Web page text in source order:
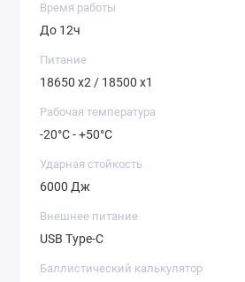
Время работы
До 12ч
Питание
18650 x2 / 18500 x1
Рабочая температура
-20°C - +50°C
Ударная стойкость
6000 Дж
Внешнее питание
USB Type-C
Баллистический калькулятор